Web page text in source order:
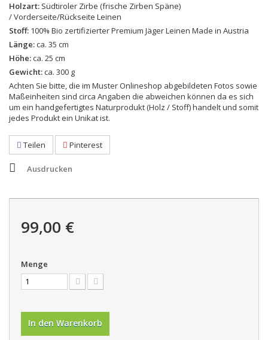
Holzart: Südtiroler Zirbe (frische Zirben Späne)
/ Vorderseite/Rückseite Leinen
Stoff: 100% Bio zertifizierter Premium Jäger Leinen Made in Austria
Länge:ca. 35 cm
Höhe:ca. 25 cm
Gewicht:ca. 300 g
Achten Sie bitte, die im Muster Onlineshop abgebildeten Fotos sowie
Maßeinheiten sind circa Angaben die abweichen können da es sich
um ein handgefertigtes Naturprodukt (Holz / Stoff) handelt und somit
jedes Produkt ein Unikat ist.
Teilen Pinterest
Ausdrucken
99,00 €
Menge
In den Warenkorb